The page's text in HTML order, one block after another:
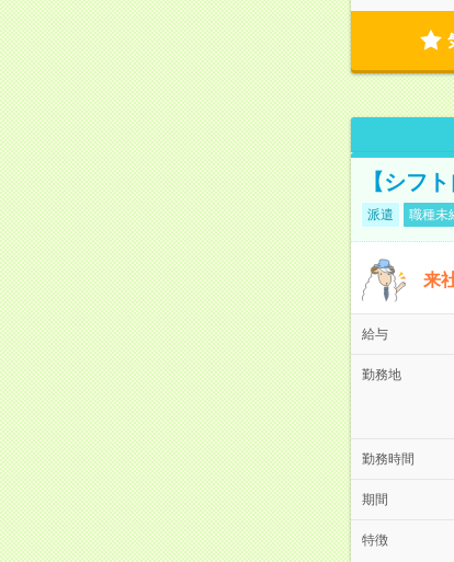
【シフ
派遣 職種未
来
給与
勤務地
勤務時間
期間
特徴